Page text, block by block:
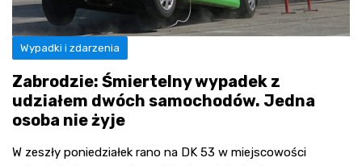
Wypadki i zdarzenia
Zabrodzie: Śmiertelny wypadek z
udziałem dwóch samochodów. Jedna
osoba nie żyje
W zeszły poniedziałek rano na DK 53 w miejscowości